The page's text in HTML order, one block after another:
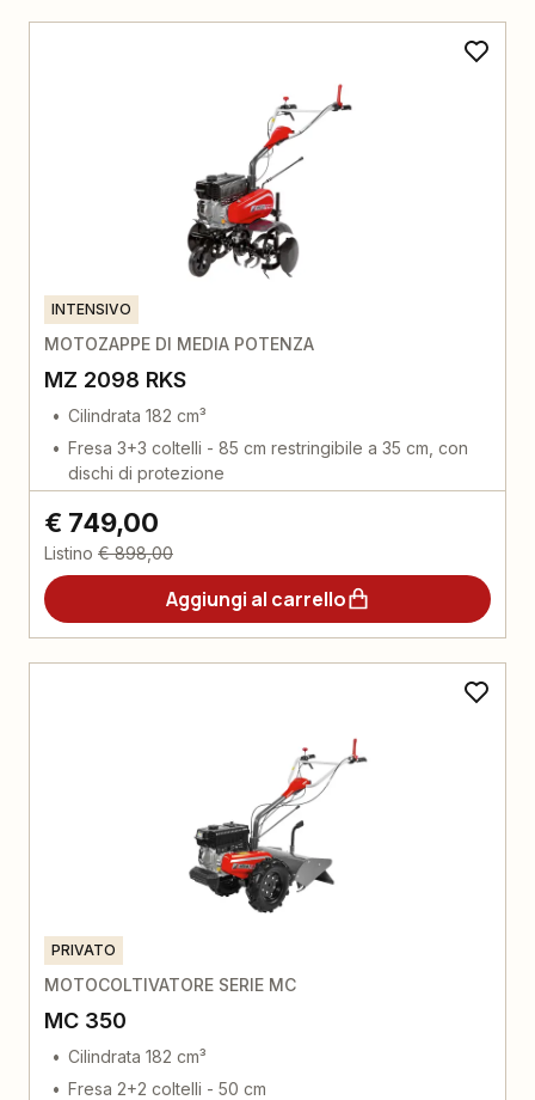
INTENSIVO
MOTOZAPPE DI MEDIA POTENZA
MZ 2098 RKS
Cilindrata 182 cm³
Fresa 3+3 coltelli - 85 cm restringibile a 35 cm, con
dischi di protezione
€ 749,00
Listino € 898,00
Aggiungi al carrello
PRIVATO
MOTOCOLTIVATORE SERIE MC
MC 350
Cilindrata 182 cm³
Fresa 2+2 coltelli - 50 cm